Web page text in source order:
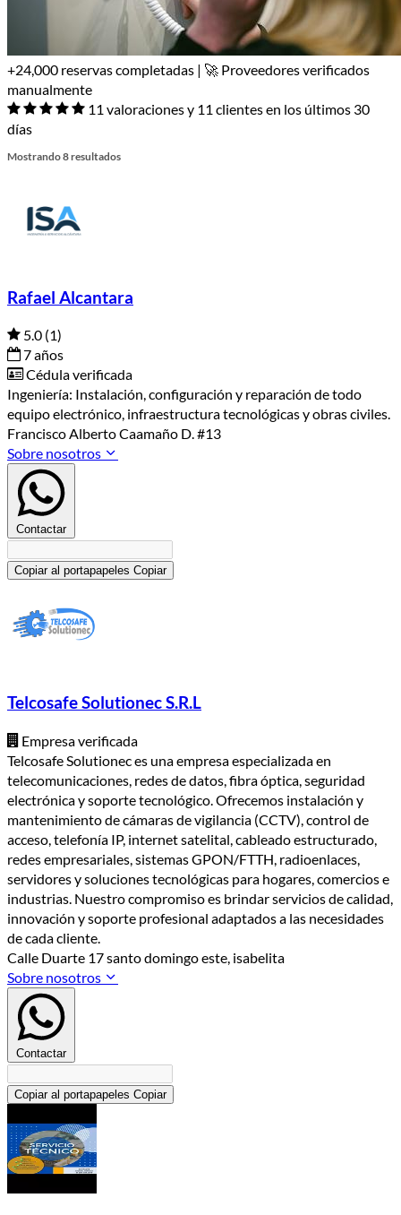
+24,000 reservas completadas | 🚀 Proveedores verificados
manualmente
11 valoraciones y 11 clientes en los últimos 30
días
Mostrando 8 resultados
Rafael Alcantara
5.0 (1)
7 años
Cédula verificada
Ingeniería: Instalación, configuración y reparación de todo
equipo electrónico, infraestructura tecnológicas y obras civiles.
Francisco Alberto Caamaño D. #13
Sobre nosotros
Contactar
Copiar al portapapeles Copiar
Telcosafe Solutionec S.R.L
Empresa verificada
Telcosafe Solutionec es una empresa especializada en
telecomunicaciones, redes de datos, fibra óptica, seguridad
electrónica y soporte tecnológico. Ofrecemos instalación y
mantenimiento de cámaras de vigilancia (CCTV), control de
acceso, telefonía IP, internet satelital, cableado estructurado,
redes empresariales, sistemas GPON/FTTH, radioenlaces,
servidores y soluciones tecnológicas para hogares, comercios e
industrias. Nuestro compromiso es brindar servicios de calidad,
innovación y soporte profesional adaptados a las necesidades
de cada cliente.
Calle Duarte 17 santo domingo este, isabelita
Sobre nosotros
Contactar
Copiar al portapapeles Copiar